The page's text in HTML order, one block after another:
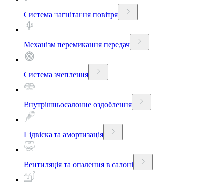
Система нагнітання повітря
Механізм перемикання передач
Система зчеплення
Внутрішньосалонне оздоблення
Підвіска та амортизація
Вентиляція та опалення в салоні